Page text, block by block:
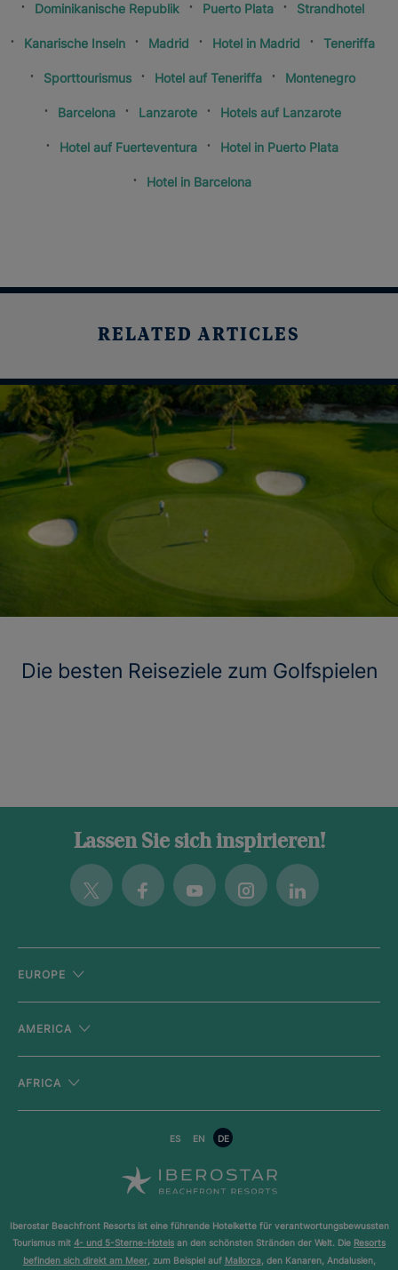
Dominikanische Republik Puerto Plata Strandhotel
Kanarische Inseln Madrid Hotel in Madrid Teneriffa
Sporttourismus Hotel auf Teneriffa Montenegro
Barcelona Lanzarote Hotels auf Lanzarote
Hotel auf Fuerteventura Hotel in Puerto Plata
Hotel in Barcelona
RELATED ARTICLES
Die besten Reiseziele zum Golfspielen
Lassen Sie sich inspirieren!
Twitter FacebookYoutubeInstagramLinkedin
EUROPE
AMERICA
AFRICA
ES EN DE
Iberostar Beachfront Resorts ist eine führende Hotelkette für verantwortungsbewussten
Tourismus mit 4- und 5-Sterne-Hotels an den schönsten Stränden der Welt. Die Resorts
befinden sich direkt am Meer, zum Beispiel auf Mallorca, den Kanaren, Andalusien,